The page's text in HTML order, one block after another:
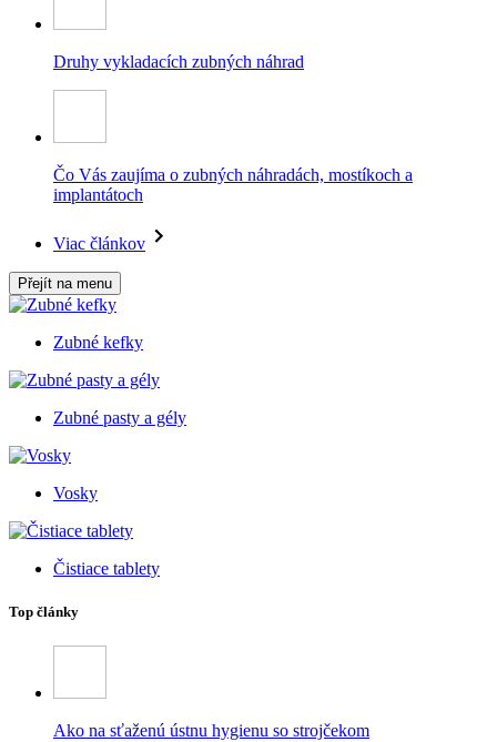
Druhy vykladacích zubných náhrad
Čo Vás zaujíma o zubných náhradách, mostíkoch a
implantátoch
Viac článkov
Přejít na menu
Zubné kefky
Zubné pasty a gély
Vosky
Čistiace tablety
Top články
Ako na sťaženú ústnu hygienu so strojčekom